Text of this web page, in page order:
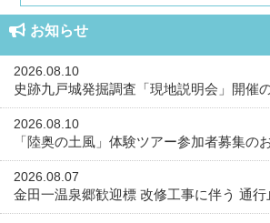
お知らせ
2026.08.10
史跡九戸城発掘調査「現地説明会」開催
2026.08.10
「陸奥の土風」体験ツアー参加者募集の
2026.08.07
金田一温泉郷歓迎標 改修工事に伴う 通